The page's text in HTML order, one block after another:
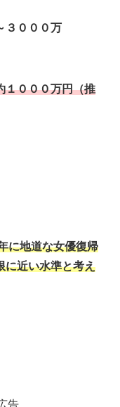
３０００万
０００万円（推
に地道な女優復帰
に近い水準と考え
告